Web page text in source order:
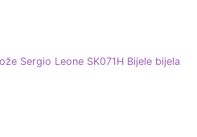
Sergio Leone SK071H Bijele bijela